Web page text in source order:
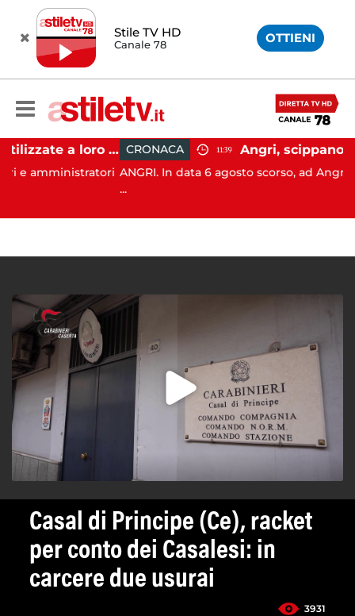
Stile TV HD
Canale 78 OTTIENI
Firme digitali utilizzate a loro insaputa: 9 indagati nel Vallo di Diano CRONACA 11:39
ANGRI. In data 6 agosto scorso, ad Angri (SA), i
Casal di Principe (Ce), racket
per conto dei Casalesi: in
carcere due usurai
3931